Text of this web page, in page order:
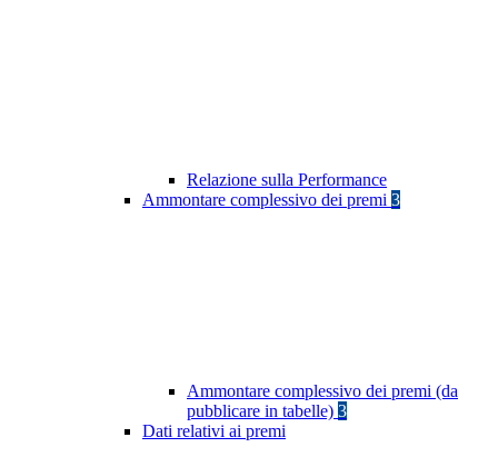
Relazione sulla Performance
Ammontare complessivo dei premi 3
Ammontare complessivo dei premi (da
pubblicare in tabelle) 3
Dati relativi ai premi